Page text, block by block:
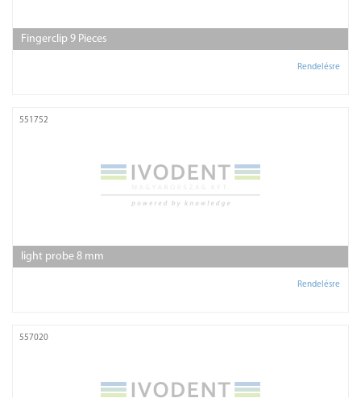
Fingerclip 9 Pieces
Rendelésre
551752
light probe 8 mm
Rendelésre
557020